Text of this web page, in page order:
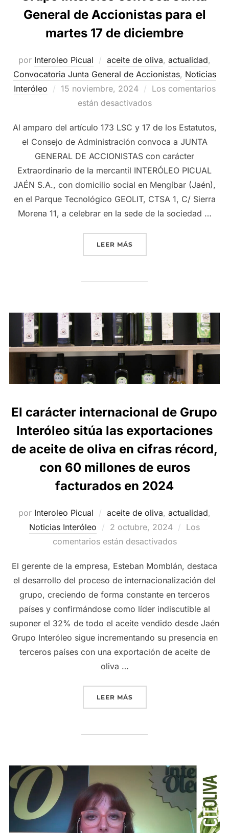
General de Accionistas para el
martes 17 de diciembre
por Interoleo Picual aceite de oliva, actualidad,
Convocatoria Junta General de Accionistas, Noticias
Interóleo
Publicado
15 noviembre, 2024
Los comentarios
están desactivados
Al amparo del artículo 173 LSC y 17 de los Estatutos,
el Consejo de Administración convoca a JUNTA
GENERAL DE ACCIONISTAS con carácter
Extraordinario de la mercantil INTERÓLEO PICUAL
JAÉN S.A., con domicilio social en Mengíbar (Jaén),
en el Parque Tecnológico GEOLIT, CTSA 1, C/ Sierra
Morena 11, a celebrar en la sede de la sociedad …
LEER MÁS«GRUPO INTERÓLEO
El carácter internacional de Grupo
Interóleo sitúa las exportaciones
de aceite de oliva en cifras récord,
con 60 millones de euros
facturados en 2024
por Interoleo Picual aceite de oliva, actualidad,
Noticias Interóleo
Publicado
el
2 octubre, 2024
Los
comentarios están desactivados
El gerente de la empresa, Esteban Momblán, destaca
el desarrollo del proceso de internacionalización del
grupo, creciendo de forma constante en terceros
países y confirmándose como líder indiscutible al
suponer el 32% de todo el aceite vendido desde Jaén
Grupo Interóleo sigue incrementando su presencia en
terceros países con una exportación de aceite de
oliva …
LEER MÁS«EL CARÁCTER